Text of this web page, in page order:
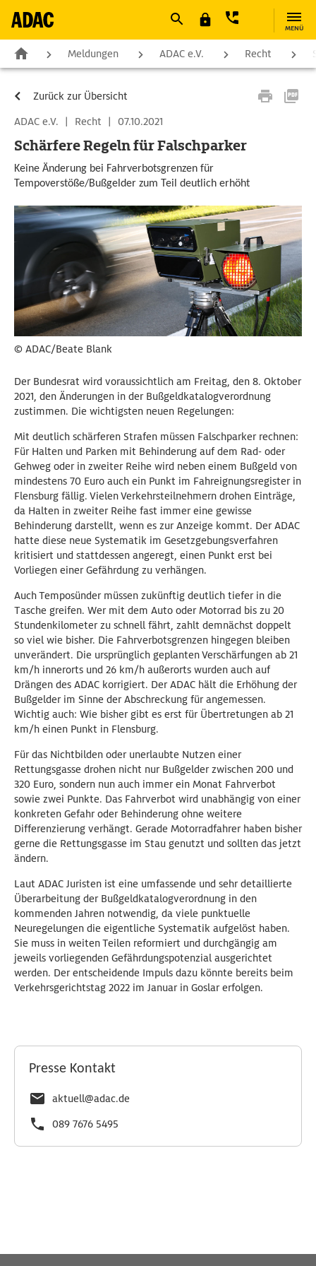
MENÜ
Meldungen ADAC e.V. Recht
Zurück zur Übersicht
ADAC e.V.
| Recht | 07.10.2021
Schärfere Regeln für Falschparker
Keine Änderung bei Fahrverbotsgrenzen für
Tempoverstöße/Bußgelder zum Teil deutlich erhöht
© ADAC/Beate Blank
Der Bundesrat wird voraussichtlich am Freitag, den 8. Oktober
2021, den Änderungen in der Bußgeldkatalogverordnung
zustimmen. Die wichtigsten neuen Regelungen:
Mit deutlich schärferen Strafen müssen Falschparker rechnen:
Für Halten und Parken mit Behinderung auf dem Rad- oder
Gehweg oder in zweiter Reihe wird neben einem Bußgeld von
mindestens 70 Euro auch ein Punkt im Fahreignungsregister in
Flensburg fällig. Vielen Verkehrsteilnehmern drohen Einträge,
da Halten in zweiter Reihe fast immer eine gewisse
Behinderung darstellt, wenn es zur Anzeige kommt. Der ADAC
hatte diese neue Systematik im Gesetzgebungsverfahren
kritisiert und stattdessen angeregt, einen Punkt erst bei
Vorliegen einer Gefährdung zu verhängen.
Auch Temposünder müssen zukünftig deutlich tiefer in die
Tasche greifen. Wer mit dem Auto oder Motorrad bis zu 20
Stundenkilometer zu schnell fährt, zahlt demnächst doppelt
so viel wie bisher. Die Fahrverbotsgrenzen hingegen bleiben
unverändert. Die ursprünglich geplanten Verschärfungen ab 21
km/h innerorts und 26 km/h außerorts wurden auch auf
Drängen des ADAC korrigiert. Der ADAC hält die Erhöhung der
Bußgelder im Sinne der Abschreckung für angemessen.
Wichtig auch: Wie bisher gibt es erst für Übertretungen ab 21
km/h einen Punkt in Flensburg.
Für das Nichtbilden oder unerlaubte Nutzen einer
Rettungsgasse drohen nicht nur Bußgelder zwischen 200 und
320 Euro, sondern nun auch immer ein Monat Fahrverbot
sowie zwei Punkte. Das Fahrverbot wird unabhängig von einer
konkreten Gefahr oder Behinderung ohne weitere
Differenzierung verhängt. Gerade Motorradfahrer haben bisher
gerne die Rettungsgasse im Stau genutzt und sollten das jetzt
ändern.
Laut ADAC Juristen ist eine umfassende und sehr detaillierte
Überarbeitung der Bußgeldkatalogverordnung in den
kommenden Jahren notwendig, da viele punktuelle
Neuregelungen die eigentliche Systematik aufgelöst haben.
Sie muss in weiten Teilen reformiert und durchgängig am
jeweils vorliegenden Gefährdungspotenzial ausgerichtet
werden. Der entscheidende Impuls dazu könnte bereits beim
Verkehrsgerichtstag 2022 im Januar in Goslar erfolgen.
Presse Kontakt
aktuell@adac.de
089 7676 5495